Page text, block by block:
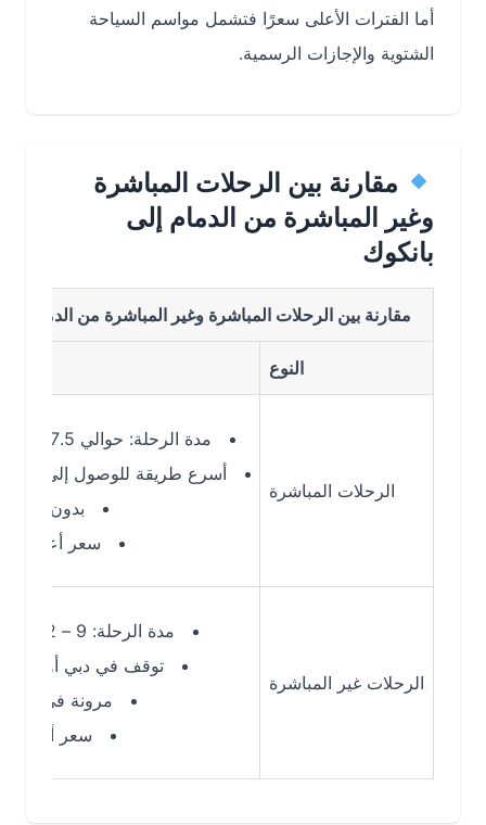
أما الفترات الأعلى سعرًا فتشمل مواسم السياحة
الشتوية والإجازات الرسمية.
مقارنة بين الرحلات المباشرة
وغير المباشرة من الدمام إلى
بانكوك
مقارنة بين الرحلات المباشرة وغير المباشرة من الدمام الى
الرحلات المباشرة
مدة الرحلة: حوالي 7.5 ساعات
أسرع طريقة للوصول إلى بانكوك
بدون توقفات
سعر أعلى قليلاً
الرحلات غير المباشرة
مدة الرحلة: 9 – 12 ساعة
توقف في دبي أو الدوحة
مرونة في الوقت
سعر أقل غالبًا